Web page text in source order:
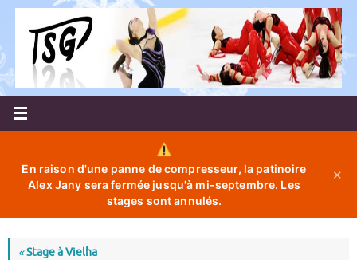
Passer
contenu
En raison d'une panne de compresseur, la patinoire
Alex Jany sera fermée jusqu'à mi-septembre. Les
stages sont annulés.
✕
«Stage à Vielha